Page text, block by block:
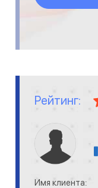
Рейтинг:
Имя клиента: